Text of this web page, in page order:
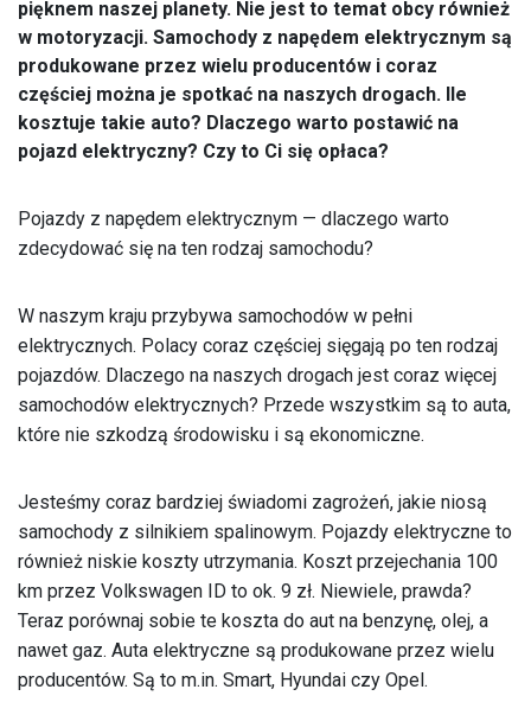
pięknem naszej planety. Nie jest to temat obcy również
w motoryzacji. Samochody z napędem elektrycznym są
produkowane przez wielu producentów i coraz
częściej można je spotkać na naszych drogach. Ile
kosztuje takie auto? Dlaczego warto postawić na
pojazd elektryczny? Czy to Ci się opłaca?
Pojazdy z napędem elektrycznym — dlaczego warto
zdecydować się na ten rodzaj samochodu?
W naszym kraju przybywa samochodów w pełni
elektrycznych. Polacy coraz częściej sięgają po ten rodzaj
pojazdów. Dlaczego na naszych drogach jest coraz więcej
samochodów elektrycznych? Przede wszystkim są to auta,
które nie szkodzą środowisku i są ekonomiczne.
Jesteśmy coraz bardziej świadomi zagrożeń, jakie niosą
samochody z silnikiem spalinowym. Pojazdy elektryczne to
również niskie koszty utrzymania. Koszt przejechania 100
km przez Volkswagen ID to ok. 9 zł. Niewiele, prawda?
Teraz porównaj sobie te koszta do aut na benzynę, olej, a
nawet gaz. Auta elektryczne są produkowane przez wielu
producentów. Są to m.in. Smart, Hyundai czy Opel.